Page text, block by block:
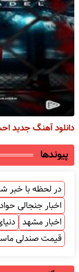
دانلود آهنگ جدید
پیوندها
در لحظه با خبر
اخبار جنجالی
اخبار مشهد
قیمت صندلی